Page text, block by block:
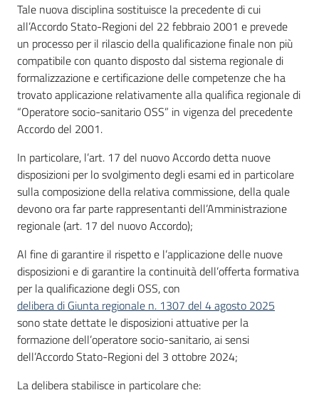
Tale nuova disciplina sostituisce la precedente di cui
all’Accordo Stato-Regioni del 22 febbraio 2001 e prevede
un processo per il rilascio della qualificazione finale non più
compatibile con quanto disposto dal sistema regionale di
formalizzazione e certificazione delle competenze che ha
trovato applicazione relativamente alla qualifica regionale di
“Operatore socio-sanitario OSS” in vigenza del precedente
Accordo del 2001.
In particolare, l’art. 17 del nuovo Accordo detta nuove
disposizioni per lo svolgimento degli esami ed in particolare
sulla composizione della relativa commissione, della quale
devono ora far parte rappresentanti dell’Amministrazione
regionale (art. 17 del nuovo Accordo);
Al fine di garantire il rispetto e l’applicazione delle nuove
disposizioni e di garantire la continuità dell’offerta formativa
per la qualificazione degli OSS, con
delibera di Giunta regionale n. 1307 del 4 agosto 2025
sono state dettate le disposizioni attuative per la
formazione dell’operatore socio-sanitario, ai sensi
dell’Accordo Stato-Regioni del 3 ottobre 2024;
La delibera stabilisce in particolare che: